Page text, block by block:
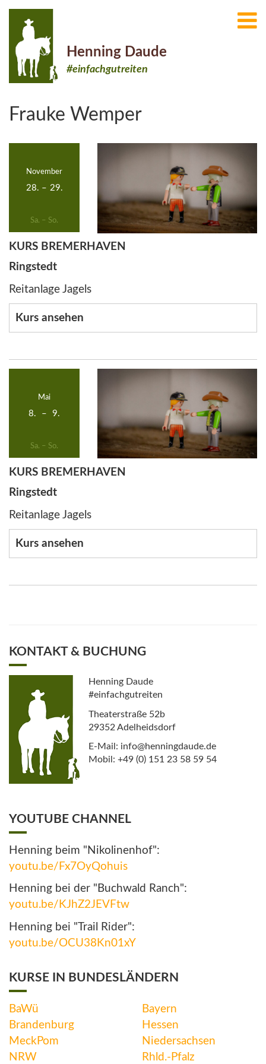
Henning Daude
#einfachgutreiten
Frauke Wemper
28. – 29.
November
Sa. – So.
KURS BREMERHAVEN
Ringstedt
Reitanlage Jagels
Kurs ansehen
8. – 9.
Mai
Sa. – So.
KURS BREMERHAVEN
Ringstedt
Reitanlage Jagels
Kurs ansehen
KONTAKT & BUCHUNG
Henning Daude
#einfachgutreiten
Theaterstraße 52b
29352 Adelheidsdorf
E-Mail: info@henningdaude.de
Mobil: +49 (0) 151 23 58 59 54
YOUTUBE CHANNEL
Henning beim "Nikolinenhof":
youtu.be/Fx7OyQohuis
Henning bei der "Buchwald Ranch":
youtu.be/KJhZ2JEVFtw
Henning bei "Trail Rider":
youtu.be/OCU38Kn01xY
KURSE IN BUNDESLÄNDERN
BaWü
Bayern
Brandenburg
Hessen
MeckPom
Niedersachsen
NRW
Rhld.-Pfalz